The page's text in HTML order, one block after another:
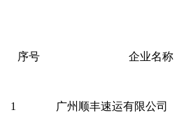
序号 企业名称
1 广州顺丰速运有限公司